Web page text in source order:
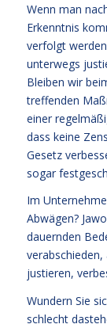
Wenn man
Erkenntnis
verfolgt
unterwegs
Bleiben wir
treffenden
einer
dass keine
Gesetz
sogar
Im
Abwägen?
dauernden
justieren,
Wundern Sie
schlecht